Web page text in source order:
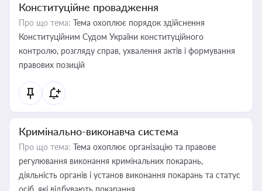
Конституційне провадження
Про що тема: Тема охоплює порядок здійснення
Конституційним Судом України конституційного
контролю, розгляду справ, ухвалення актів і формування
правових позицій
Кримінально-виконавча система
Про що тема: Тема охоплює організацію та правове
регулювання виконання кримінальних покарань,
діяльність органів і установ виконання покарань та статус
осіб, які відбувають покарання